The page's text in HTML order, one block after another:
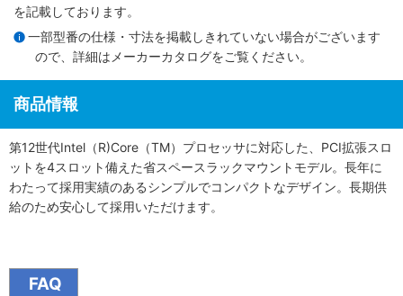
を記載しております。
一部型番の仕様・寸法を掲載しきれていない場合がございます
ので、詳細は メーカーカタログをご覧ください。
商品情報
第12世代Intel（R)Core（TM）プロセッサに対応した、PCI拡張スロ
ットを4スロット備えた省スペースラックマウントモデル。長年に
わたって採用実績のあるシンプルでコンパクトなデザイン。長期供
給のため安心して採用いただけます。
FAQ